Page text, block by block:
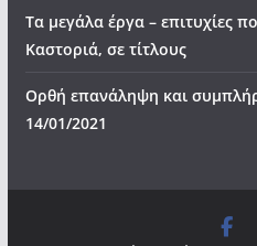
Τα μεγάλα έργα – επιτυχίες
Καστοριά, σε τίτλους
Ορθή επανάληψη και
14/01/2021